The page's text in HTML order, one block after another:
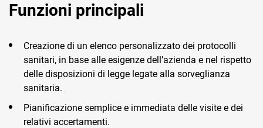
Funzioni principali
Creazione di un elenco personalizzato dei protocolli
sanitari, in base alle esigenze dell’azienda e nel rispetto
delle disposizioni di legge legate alla sorveglianza
sanitaria.
Pianificazione semplice e immediata delle visite e dei
relativi accertamenti.